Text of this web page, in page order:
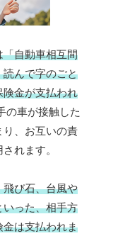
自動車相互間
んで字のごと
金が支払われ
の車が接触した
り、お互いの責
れます。
び石、台風や
った、相手方
は支払われま